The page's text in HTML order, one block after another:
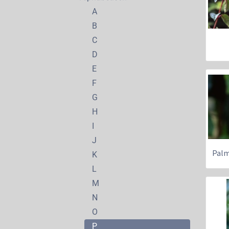
A
B
C
D
E
F
G
H
I
J
K
L
M
N
O
P